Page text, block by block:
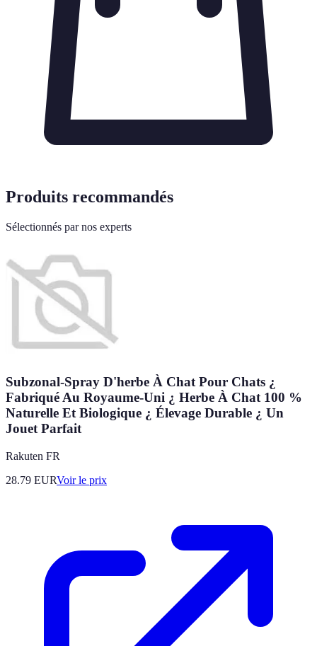
Produits recommandés
Sélectionnés par nos experts
Subzonal-Spray D'herbe À Chat Pour Chats ¿
Fabriqué Au Royaume-Uni ¿ Herbe À Chat 100 %
Naturelle Et Biologique ¿ Élevage Durable ¿ Un
Jouet Parfait
Rakuten FR
28.79 EURVoir le prix